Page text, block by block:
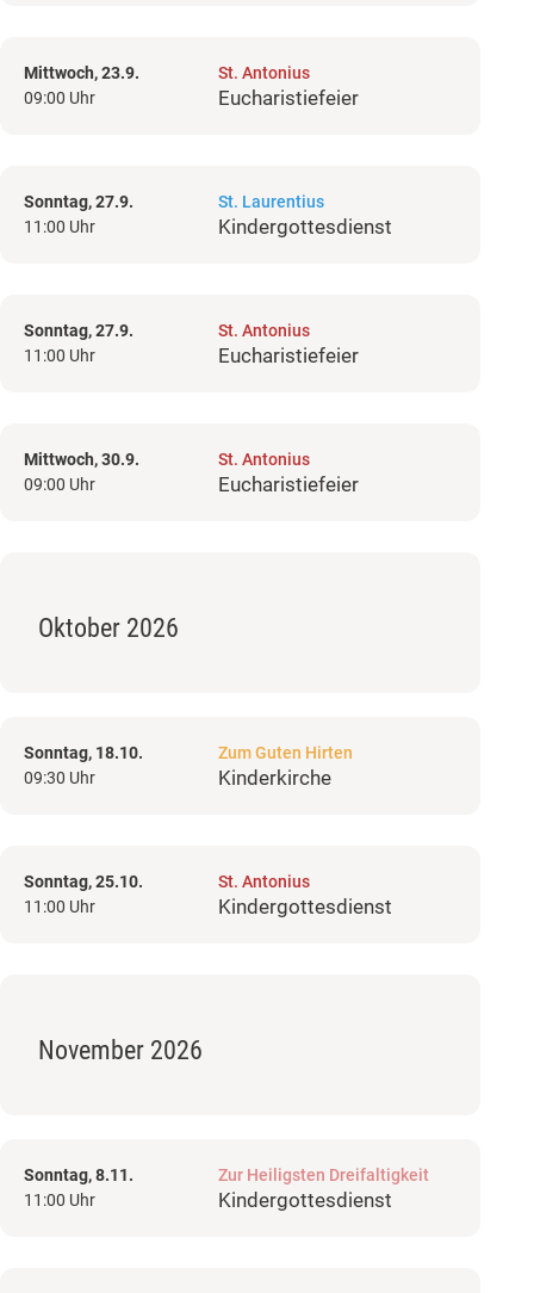
Mittwoch, 23.9.
St. Antonius
09:00 Uhr
Eucharistiefeier
Sonntag, 27.9.
St. Laurentius
11:00 Uhr
Kindergottesdienst
Sonntag, 27.9.
St. Antonius
11:00 Uhr
Eucharistiefeier
Mittwoch, 30.9.
St. Antonius
09:00 Uhr
Eucharistiefeier
Oktober 2026
Sonntag, 18.10.
Zum Guten Hirten
09:30 Uhr
Kinderkirche
Sonntag, 25.10.
St. Antonius
11:00 Uhr
Kindergottesdienst
November 2026
Sonntag, 8.11.
Zur Heiligsten Dreifaltigkeit
11:00 Uhr
Kindergottesdienst